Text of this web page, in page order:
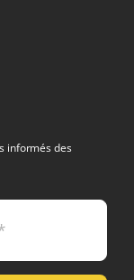
informés des